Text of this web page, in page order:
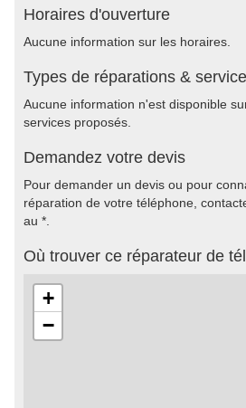
Horaires d'ouverture
Aucune information sur les horaires.
Types de réparations &
Aucune information n'est disponible
services proposés.
Demandez votre devis
Pour demander un devis ou pour
réparation de votre téléphone,
au *.
Où trouver ce réparateur de
+
−